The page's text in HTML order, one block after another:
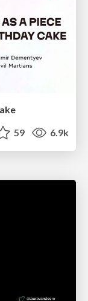
59 6.9k